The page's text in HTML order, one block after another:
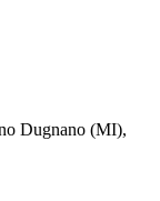
Dugnano (MI),